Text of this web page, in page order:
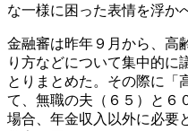
な一様に困った表情を浮か
金融審は昨年９月から、高
り方などについて集中的に
とりまとめた。その際に「
て、無職の夫（６５）と６
場合、年金収入以外に必要